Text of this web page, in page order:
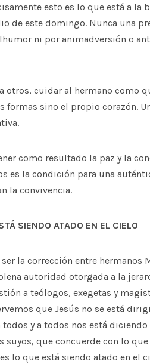
esto es lo que está a la
de este domingo. Nunca una
ni por animadversión o
otros, cuidar al hermano como
formas sino el propio corazón.
como resultado la paz y la
es la condición para una
la convivencia.
SIENDO ATADO EN EL CIELO
la corrección entre hermanos
autoridad otorgada a la
a teólogos, exegetas y
que Jesús no se está
todos y a todos nos está
suyos, que concuerde con lo
lo que está siendo atado en el